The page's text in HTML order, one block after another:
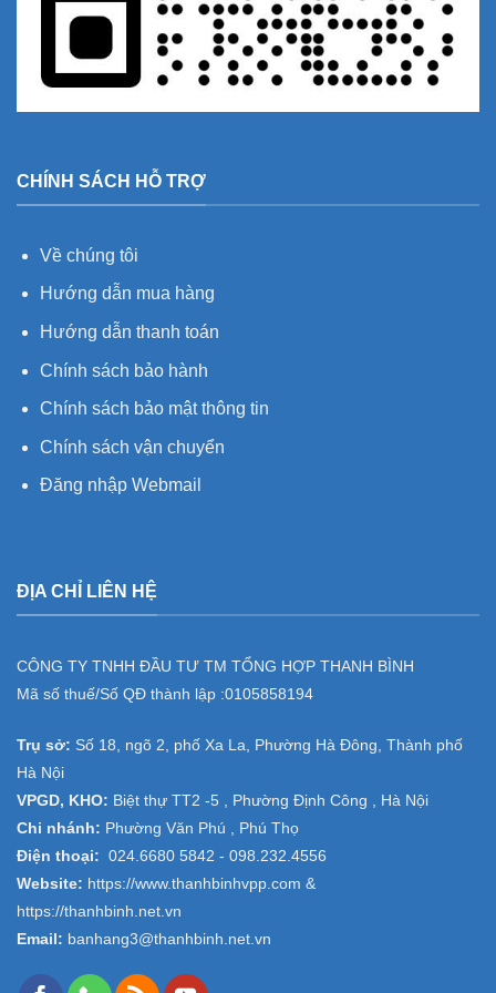
CHÍNH SÁCH HỖ TRỢ
Về chúng tôi
Hướng dẫn mua hàng
Hướng dẫn thanh toán
Chính sách bảo hành
Chính sách bảo mật thông tin
Chính sách vận chuyển
Đăng nhập Webmail
ĐỊA CHỈ LIÊN HỆ
CÔNG TY TNHH ĐẦU TƯ TM TỔNG HỢP THANH BÌNH
Mã số thuế/Số QĐ thành lập :0105858194
Trụ sở: Số 18, ngõ 2, phố Xa La, Phường Hà Đông, Thành phố
Hà Nội
VPGD, KHO: Biệt thự TT2 -5 , Phường Định Công , Hà Nội
Chi nhánh: Phường Văn Phú , Phú Thọ
Điện thoại: 024.6680 5842 - 098.232.4556
Website: https://www.thanhbinhvpp.com &
https://thanhbinh.net.vn
Email: banhang3@thanhbinh.net.vn